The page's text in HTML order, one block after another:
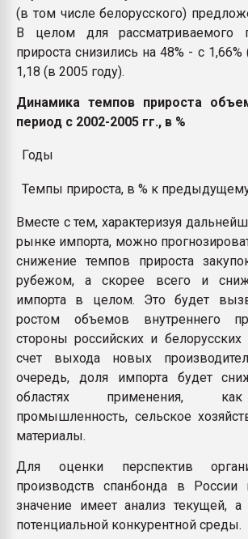
(в том числе белорусского)
В целом для рассматриваемого
прироста снизились на 48% - с
1,18 (в 2005 году).
Динамика темпов прироста
период с 2002-2005 гг., в %
Годы
Темпы прироста, в % к
Вместе с тем, характеризуя
рынке импорта, можно
снижение темпов прироста
рубежом, а скорее всего и
импорта в целом. Это будет
ростом объемов внутреннего
стороны российских и белорусских
счет выхода новых
очередь, доля импорта будет
областях применения,
промышленность, сельское
материалы.
Для оценки перспектив
производств спанбонда в России
значение имеет анализ текущей, а
потенциальной конкурентной среды.